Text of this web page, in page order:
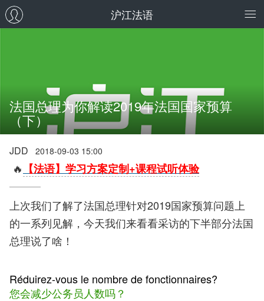
沪江法语
法国总理为你解读2019年法国国家预算
（下）
JDD 2018-09-03 15:00
🔥 【法语】学习方案定制+课程试听体验
上次我们了解了法国总理针对2019国家预算问题上
的一系列见解，今天我们来看看采访的下半部分法国
总理说了啥！
Réduirez-vous le nombre de fonctionnaires?
您会减少公务员人数吗？